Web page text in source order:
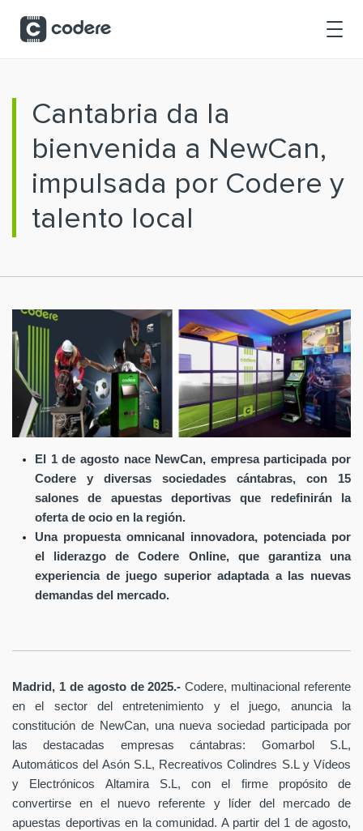
Cantabria da la
bienvenida a NewCan,
impulsada por Codere y
talento local
El 1 de agosto nace NewCan, empresa participada por
Codere y diversas sociedades cántabras, con 15
salones de apuestas deportivas que redefinirán la
oferta de ocio en la región.
Una propuesta omnicanal innovadora, potenciada por
el liderazgo de Codere Online, que garantiza una
experiencia de juego superior adaptada a las nuevas
demandas del mercado.
Madrid, 1 de agosto de 2025.-Codere, multinacional referente
en el sector del entretenimiento y el juego, anuncia la
constitución de NewCan, una nueva sociedad participada por
las destacadas empresas cántabras: Gomarbol S.L,
Automáticos del Asón S.L, Recreativos Colindres S.L y Vídeos
y Electrónicos Altamira S.L, con el firme propósito de
convertirse en el nuevo referente y líder del mercado de
apuestas deportivas en la comunidad. A partir del 1 de agosto,